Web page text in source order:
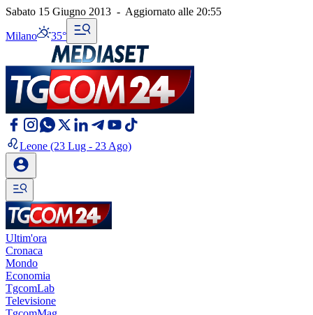
Sabato 15 Giugno 2013 - Aggiornato alle 20:55
Milano 35°
Leone (23 Lug - 23 Ago)
Ultim'ora
Cronaca
Mondo
Economia
TgcomLab
Televisione